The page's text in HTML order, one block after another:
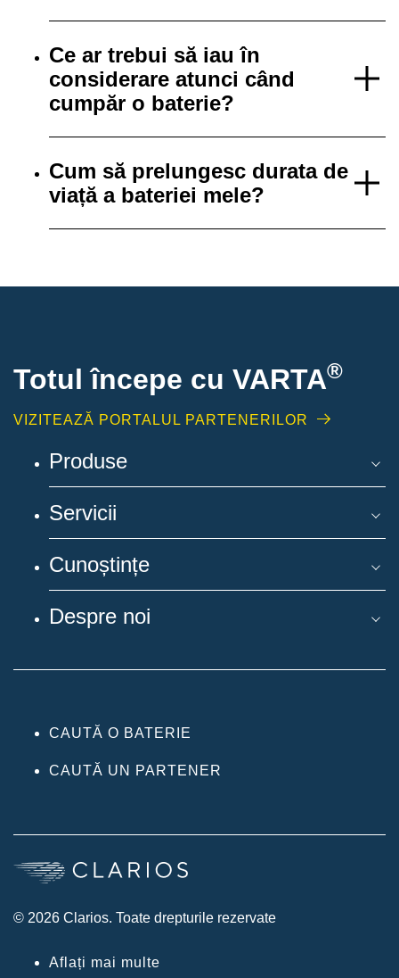
Ce ar trebui să iau în
considerare atunci când
cumpăr o baterie?
Cum să prelungesc durata de
viață a bateriei mele?
Totul începe cu VARTA®
VIZITEAZĂ PORTALUL PARTENERILOR
Produse
Servicii
Cunoștințe
Despre noi
CAUTĂ O BATERIE
CAUTĂ UN PARTENER
© 2026 Clarios. Toate drepturile rezervate
Aflați mai multe